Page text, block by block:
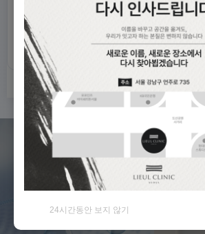
목록보기
비밀번호 확인
Scientific
최신 의료 기술 도입
High-end
24시간동안 보지 않기